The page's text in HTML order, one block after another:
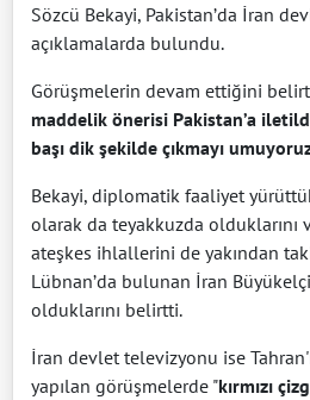
Sözcü Bekayi, Pakistan’da İran
açıklamalarda bulundu.
Görüşmelerin devam ettiğini
maddelik önerisi Pakistan’a
başı dik şekilde çıkmayı
Bekayi, diplomatik faaliyet
olarak da teyakkuzda olduklarını
ateşkes ihlallerini de yakından
Lübnan’da bulunan İran
olduklarını belirtti.
İran devlet televizyonu ise
yapılan görüşmelerde "kırmızı